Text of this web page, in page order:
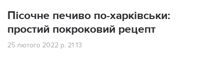
Пісочне печиво по-харківськи:
простий покроковий рецепт
25 лютого 2022 р. 21:13